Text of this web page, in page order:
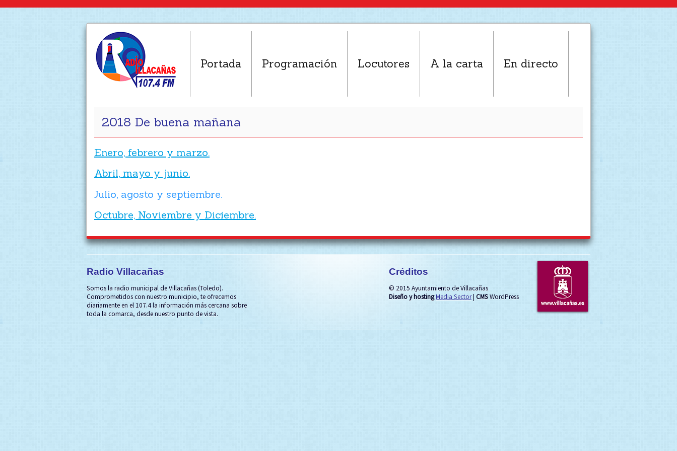
Portada Programación Locutores A la carta En directo
2018 De buena mañana
Enero, febrero y marzo.
Abril, mayo y junio.
Julio, agosto y septiembre.
Octubre, Noviembre y Diciembre.
Radio Villacañas
Somos la radio municipal de Villacañas (Toledo).
Comprometidos con nuestro municipio, te ofrecemos
diariamente en el 107.4 la información más cercana sobre
toda la comarca, desde nuestro punto de vista.
Créditos
© 2015 Ayuntamiento de Villacañas
Diseño y hostingMedia Sector| CMSWordPress